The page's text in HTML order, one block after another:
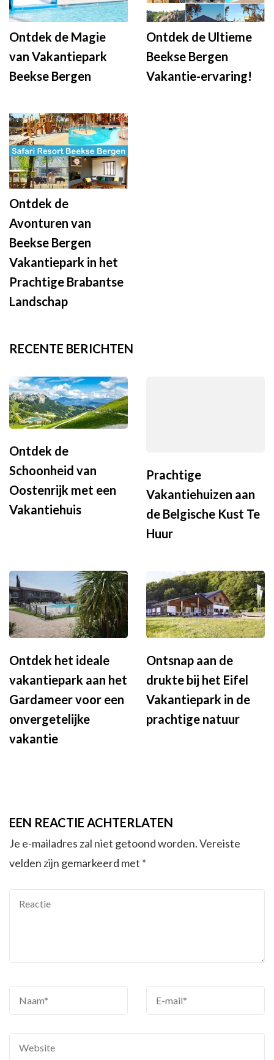
Ontdek de Magie
van Vakantiepark
Beekse Bergen
Ontdek de Ultieme
Beekse Bergen
Vakantie-ervaring!
Ontdek de
Avonturen van
Beekse Bergen
Vakantiepark in het
Prachtige Brabantse
Landschap
RECENTE BERICHTEN
Ontdek de
Schoonheid van
Oostenrijk met een
Vakantiehuis
Prachtige
Vakantiehuizen aan
de Belgische Kust Te
Huur
Ontdek het ideale
vakantiepark aan het
Gardameer voor een
onvergetelijke
vakantie
Ontsnap aan de
drukte bij het Eifel
Vakantiepark in de
prachtige natuur
EEN REACTIE ACHTERLATEN
Je e-mailadres zal niet getoond worden.Vereiste
velden zijn gemarkeerd met *